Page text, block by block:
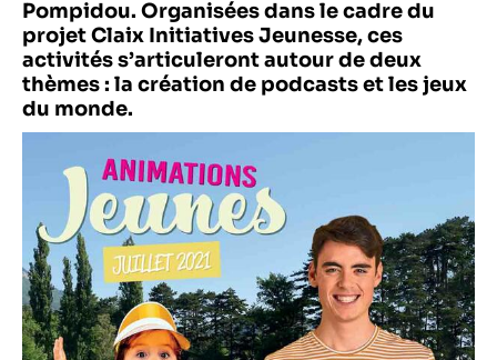
Pompidou. Organisées dans le cadre du
projet Claix Initiatives Jeunesse, ces
activités s’articuleront autour de deux
thèmes : la création de podcasts et les jeux
du monde.